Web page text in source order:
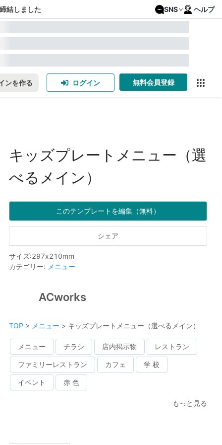
結しました SNS ヘルプ
ンを作る ログイン 無料会員登録
キッズプレートメニュー（選
べるメイン）
このテンプレートを編集（無料）
シェア
サイズ:297x210mm
カテゴリー: メニュー
ACworks
TOP > メニュー > キッズプレートメニュー（選べるメイン）
メニュー チラシ 店内掲示物 レストラン
ファミリーレストラン カフェ 学 校
イベント 赤 色
もっと見る